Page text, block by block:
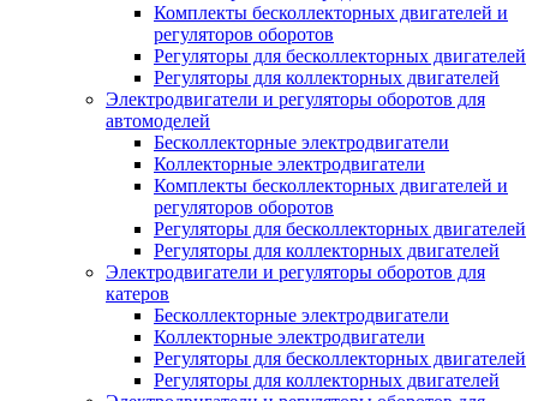
Комплекты бесколлекторных двигателей и
регуляторов оборотов
Регуляторы для бесколлекторных двигателей
Регуляторы для коллекторных двигателей
Электродвигатели и регуляторы оборотов для
автомоделей
Бесколлекторные электродвигатели
Коллекторные электродвигатели
Комплекты бесколлекторных двигателей и
регуляторов оборотов
Регуляторы для бесколлекторных двигателей
Регуляторы для коллекторных двигателей
Электродвигатели и регуляторы оборотов для
катеров
Бесколлекторные электродвигатели
Коллекторные электродвигатели
Регуляторы для бесколлекторных двигателей
Регуляторы для коллекторных двигателей